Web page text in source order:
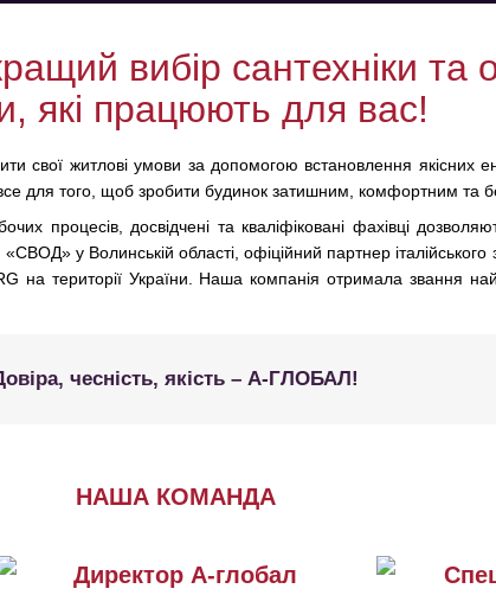
вибір сантехніки та
які працюють для вас!
свої житлові умови за допомогою встановлення якісних
для того, щоб зробити будинок затишним, комфортним та
процесів, досвідчені та кваліфіковані фахівці
у Волинській області, офіційний партнер
на території України. Наша компанія отримала звання
чесність, якість – А-ГЛОБАЛ!
НАША КОМАНДА